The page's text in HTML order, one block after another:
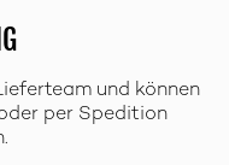
und können
per Spedition